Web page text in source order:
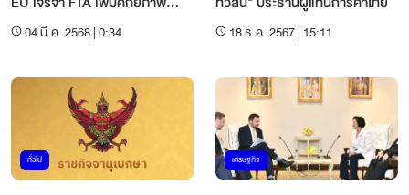
เศรษฐกิจ
04 มี.ค. 2568 | 0:34 18 ธ.ค. 2567 | 15:11
ทั่วไป เศรษฐกิจ